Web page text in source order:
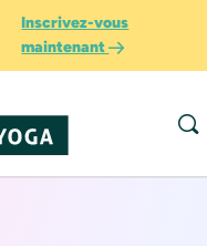
Inscrivez-vous
maintenant